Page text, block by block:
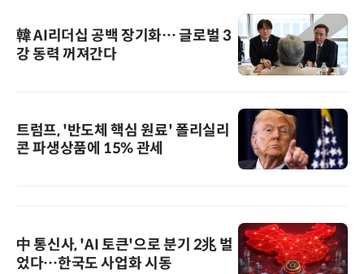
韓 AI리더십 공백 장기화… 글로벌 3
강 동력 꺼져간다
트럼프, '반도체 핵심 원료' 폴리실리
콘 파생상품에 15% 관세
中 통신사, 'AI 토큰'으로 분기 2兆 벌
었다…한국도 사업화 시동